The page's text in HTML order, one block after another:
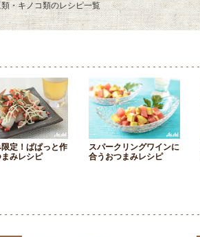
・キノコ類のレシピ一覧
定！ぱぱっと作
みレシピ
スパークリングワインに
合うおつまみレシピ